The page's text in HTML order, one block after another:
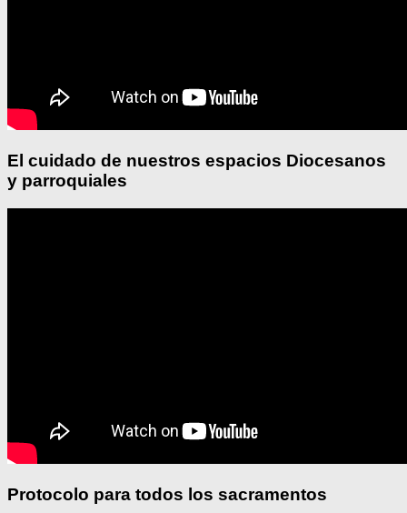
El cuidado de nuestros espacios Diocesanos
y parroquiales
Protocolo para todos los sacramentos